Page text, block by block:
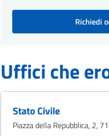
Richiedi
Uffici che
Stato Civile
Piazza della Repubblica, 2,